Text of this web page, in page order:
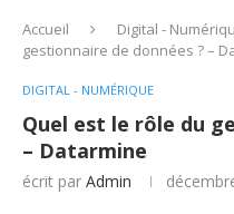
Accueil Digital -
gestionnaire de données ? –
DIGITAL - NUMÉRIQUE
Quel est le rôle du
– Datarmine
écrit par Admin